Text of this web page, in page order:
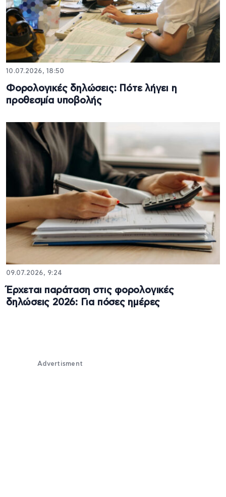
10.07.2026, 18:50
Φορολογικές δηλώσεις: Πότε λήγει η
προθεσμία υποβολής
09.07.2026, 9:24
Έρχεται παράταση στις φορολογικές
δηλώσεις 2026: Για πόσες ημέρες
Advertisment